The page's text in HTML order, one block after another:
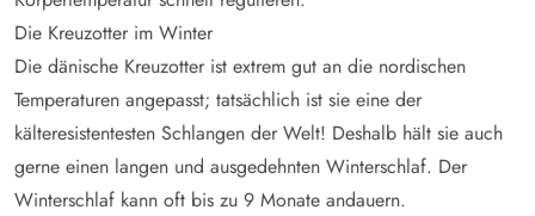
Die Kreuzotter im Winter
Die dänische Kreuzotter ist extrem gut an die nordischen
Temperaturen angepasst; tatsächlich ist sie eine der
kälteresistentesten Schlangen der Welt! Deshalb hält sie auch
gerne einen langen und ausgedehnten Winterschlaf. Der
Winterschlaf kann oft bis zu 9 Monate andauern.